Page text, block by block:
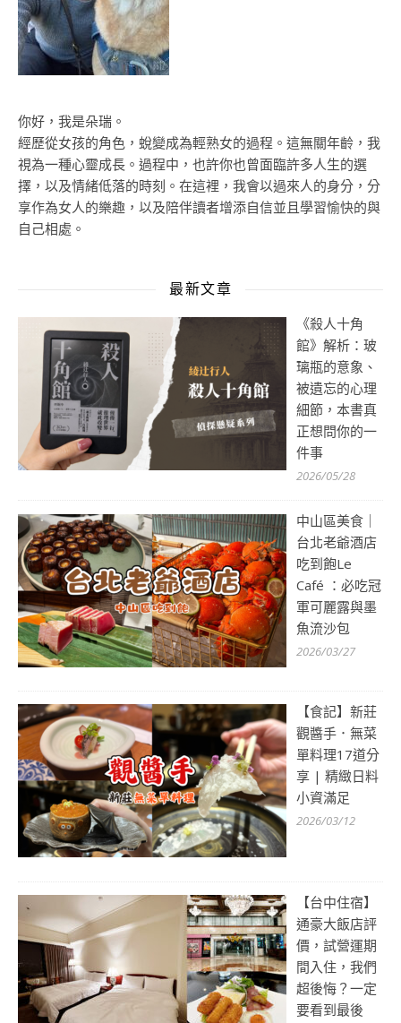
你好，我是朵瑞。
經歷從女孩的角色，蛻變成為輕熟女的過程。這無關年齡，我
視為一種心靈成長。過程中，也許你也曾面臨許多人生的選
擇，以及情緒低落的時刻。在這裡，我會以過來人的身分，分
享作為女人的樂趣，以及陪伴讀者增添自信並且學習愉快的與
自己相處。
最新文章
《殺人十角
館》解析：玻
璃瓶的意象、
被遺忘的心理
細節，本書真
正想問你的一
件事
2026/05/28
中山區美食｜
台北老爺酒店
吃到飽Le
Café ：必吃冠
軍可麗露與墨
魚流沙包
2026/03/27
【食記】新莊
觀醬手．無菜
單料理17道分
享 | 精緻日料
小資滿足
2026/03/12
【台中住宿】
通豪大飯店評
價，試營運期
間入住，我們
超後悔？一定
要看到最後